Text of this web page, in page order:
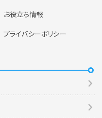
お役立ち情報
プライバシーポリシー